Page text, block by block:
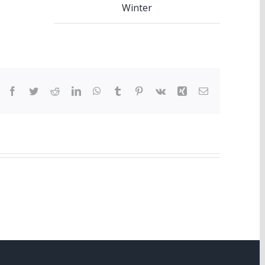
Winter
Facebook
TwitterRedditLinkedInWhatsApp
TumblrPinterest
Vk Xing E-